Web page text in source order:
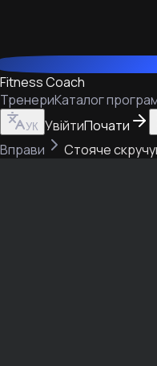
Fitness Coach
ТренериКаталог
УК УвійтиПочати
Вправи
Стояче